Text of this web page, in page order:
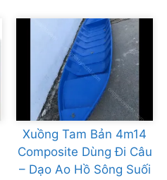
Xuồng Tam Bản 4m14
Composite Dùng Đi Câu
– Dạo Ao Hồ Sông Suối